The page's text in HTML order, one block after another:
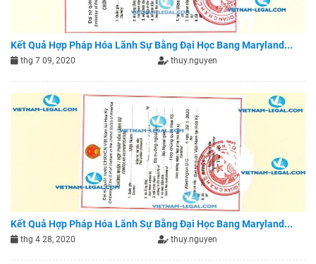
Kết Quả Hợp Pháp Hóa Lãnh Sự Bằng Đại Học Bang Maryland...
thg 7 09, 2020 thuy.nguyen
Kết Quả Hợp Pháp Hóa Lãnh Sự Bằng Đại Học Bang Maryland...
thg 4 28, 2020 thuy.nguyen